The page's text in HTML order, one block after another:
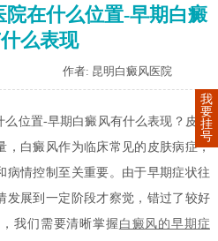
在什么位置-早期白癜
么表现
作者: 昆明白癜风医院
么位置-早期白癜风有什么表现？皮肤
，白癜风作为临床常见的皮肤病症，
病情控制至关重要。由于早期症状往
发展到一定阶段才察觉，错过了较好
我们需要清晰掌握 白癜风的早期症
我
要
挂
号